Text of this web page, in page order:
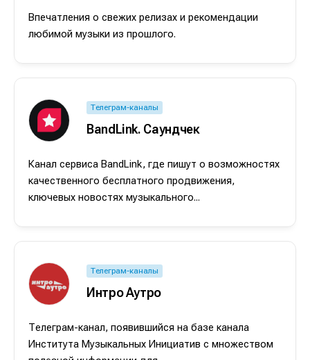
Написание
Исполнение
Написание
Исполнение
Впечатления о свежих релизах и рекомендации
любимой музыки из прошлого.
Телеграм-каналы
BandLink. Саундчек
Канал сервиса BandLink, где пишут о возможностях
качественного бесплатного продвижения,
ключевых новостях музыкального...
Телеграм-каналы
Интро Аутро
Телеграм-канал, появившийся на базе канала
Института Музыкальных Инициатив с множеством